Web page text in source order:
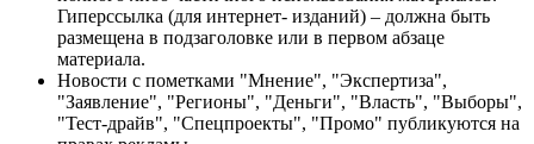
Гиперссылка (для интернет- изданий) – должна быть
размещена в подзаголовке или в первом абзаце
материала.
Новости с пометками "Мнение", "Экспертиза",
"Заявление", "Регионы", "Деньги", "Власть", "Выборы",
"Тест-драйв", "Спецпроекты", "Промо" публикуются на